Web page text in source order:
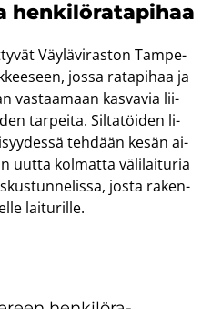
hen­ki­lö­ra­ta­pi­haa
Väy­lä­vi­ras­ton Tam­pe­
jossa ra­ta­pi­haa ja
vas­taa­maan kas­va­via lii­
tar­pei­ta. Sil­ta­töi­den li­
teh­dään kesän ai­
uutta kol­mat­ta vä­li­lai­tu­ria
josta ra­ken­
lai­tu­ril­le.